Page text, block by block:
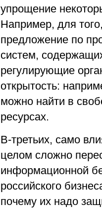
упрощение
Например, для
предложение по
систем,
регулирующие
открытость:
можно найти в
ресурсах.
В-третьих, само
целом сложно
информационной
российского
почему их надо